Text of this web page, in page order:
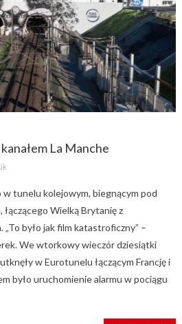
La Manche
w tunelu kolejowym, biegnącym pod
łączącego Wielką Brytanię z
było jak film katastroficzny” –
We wtorkowy wieczór dziesiątki
w Eurotunelu łączącym Francję i
było uruchomienie alarmu w pociągu